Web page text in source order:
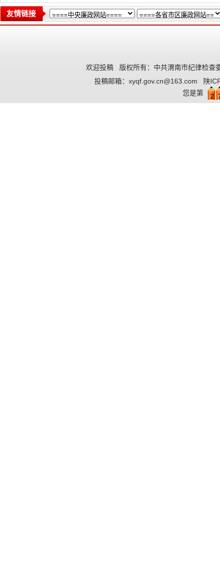
友情链接
欢迎投稿 版权所有：中共渭南市纪律检查
投稿邮箱： xyqf.gov.cn@163.com
陕
您是第